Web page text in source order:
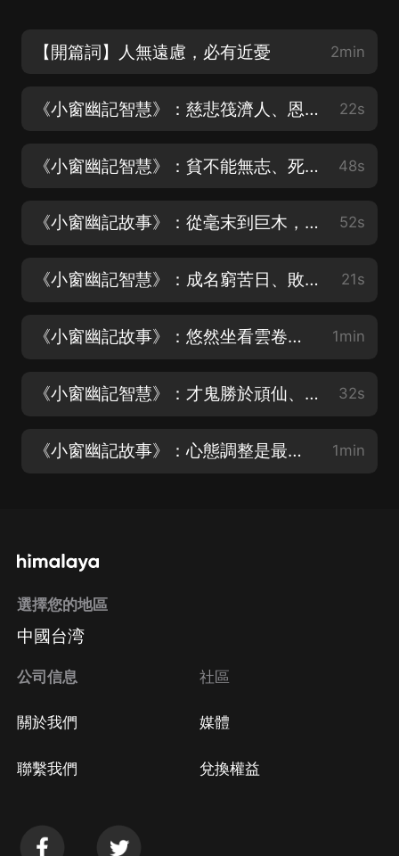
【開篇詞】人無遠慮，必有近憂 2min
《小窗幽記智慧》：慈悲筏濟人、恩愛梯接人 22s
《小窗幽記智慧》：貧不能無志、死不可無補 48s
《小窗幽記故事》：從毫末到巨木，不忘初心，砥礪前行 52s
《小窗幽記智慧》：成名窮苦日、敗事得志時 21s
《小窗幽記故事》：悠然坐看雲卷雲舒 1min
《小窗幽記智慧》：才鬼勝於頑仙、芳魂毒於虐祟 32s
《小窗幽記故事》：心態調整是最難平衡的一環 1min
選擇您的地區
中國台湾
公司信息
關於我們
聯繫我們
社區
媒體
兌換權益